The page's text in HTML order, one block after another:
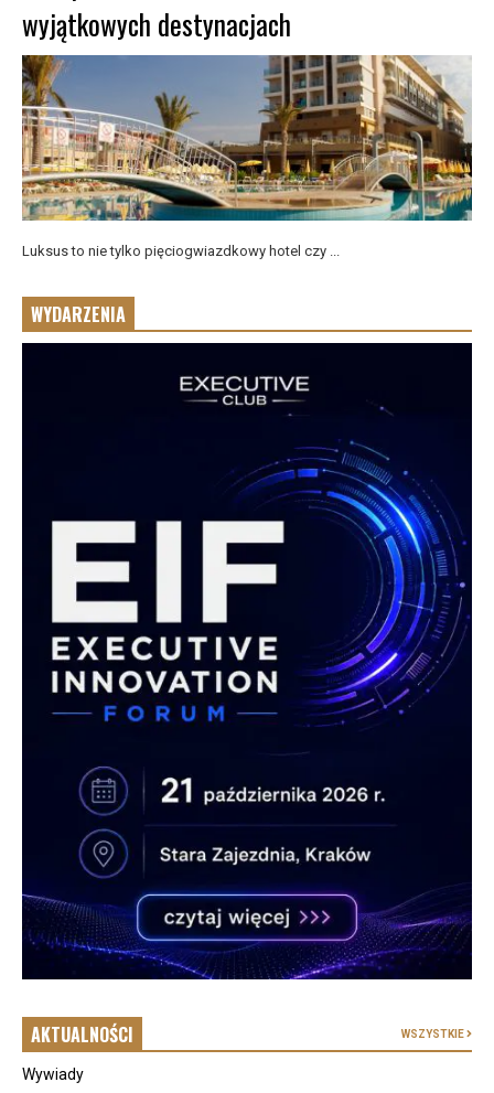
wyjątkowych destynacjach
Luksus to nie tylko pięciogwiazdkowy hotel czy ...
WYDARZENIA
AKTUALNOŚCI WSZYSTKIE
Wywiady